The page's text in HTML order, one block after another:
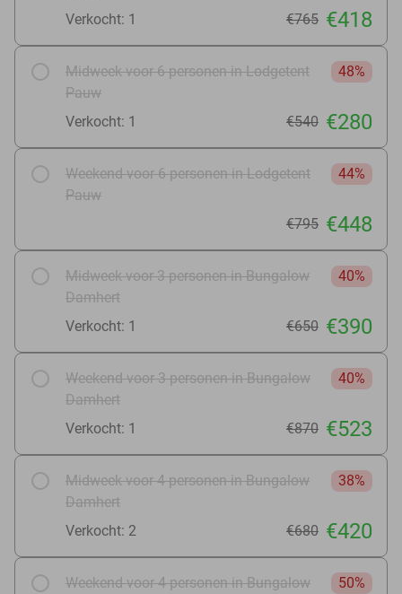
Verkocht: 1 €765 €418
Midweek voor 6 personen in Lodgetent
Pauw
48%
Verkocht: 1 €540 €280
Weekend voor 6 personen in Lodgetent
Pauw
44%
€795 €448
Midweek voor 3 personen in Bungalow
Damhert
40%
Verkocht: 1 €650 €390
Weekend voor 3 personen in Bungalow
Damhert
40%
Verkocht: 1 €870 €523
Midweek voor 4 personen in Bungalow
Damhert
38%
Verkocht: 2 €680 €420
Weekend voor 4 personen in Bungalow
50%